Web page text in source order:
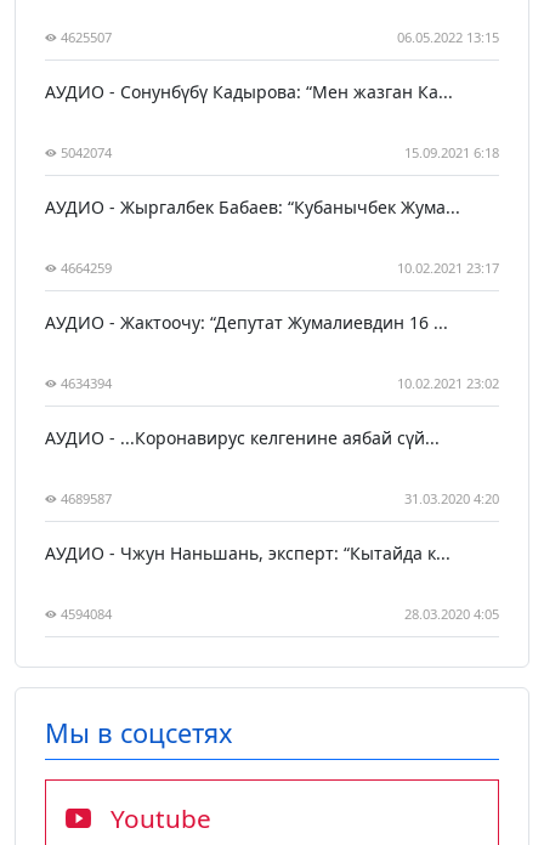
4625507 06.05.2022 13:15
АУДИО - Сонунбүбү Кадырова: “Мен жазган Ка...
5042074 15.09.2021 6:18
АУДИО - Жыргалбек Бабаев: “Кубанычбек Жума...
4664259 10.02.2021 23:17
АУДИО - Жактоочу: “Депутат Жумалиевдин 16 ...
4634394 10.02.2021 23:02
АУДИО - ...Коронавирус келгенине аябай сүй...
4689587 31.03.2020 4:20
АУДИО - Чжун Наньшань, эксперт: “Кытайда к...
4594084 28.03.2020 4:05
Мы в соцсетях
Youtube